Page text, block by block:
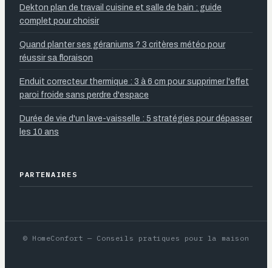
Dekton plan de travail cuisine et salle de bain : guide
complet pour choisir
Quand planter ses géraniums ? 3 critères météo pour
réussir sa floraison
Enduit correcteur thermique : 3 à 6 cm pour supprimer l'effet
paroi froide sans perdre d'espace
Durée de vie d'un lave-vaisselle : 5 stratégies pour dépasser
les 10 ans
PARTENAIRES
© HomeConfort — Conseils pratiques pour la maison